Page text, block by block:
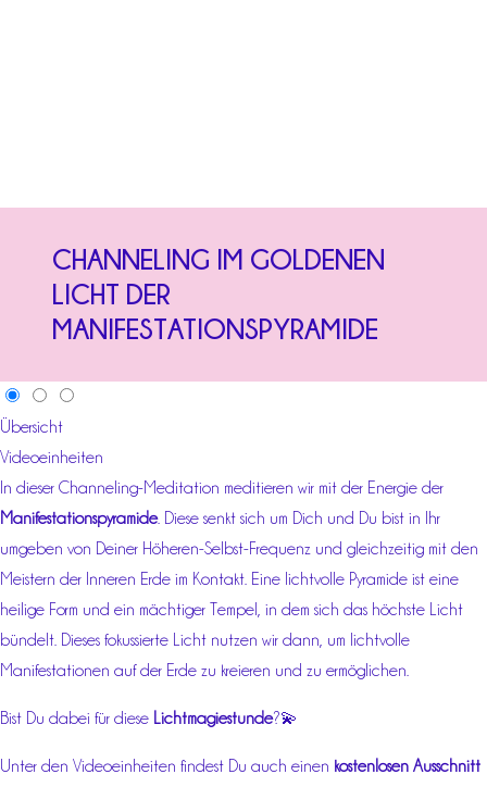
CHANNELING IM GOLDENEN
LICHT DER
MANIFESTATIONSPYRAMIDE
Übersicht
Videoeinheiten
In dieser Channeling-Meditation meditieren wir mit der Energie der
Manifestationspyramide. Diese senkt sich um Dich und Du bist in Ihr
umgeben von Deiner Höheren-Selbst-Frequenz und gleichzeitig mit den
Meistern der Inneren Erde im Kontakt. Eine lichtvolle Pyramide ist eine
heilige Form und ein mächtiger Tempel, in dem sich das höchste Licht
bündelt. Dieses fokussierte Licht nutzen wir dann, um lichtvolle
Manifestationen auf der Erde zu kreieren und zu ermöglichen.
Bist Du dabei für diese Lichtmagiestunde?💫
Unter den Videoeinheiten findest Du auch einen kostenlosen Ausschnitt